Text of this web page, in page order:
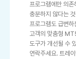
프로그램에만 의
충분하지 않다는
프로그램도 급변
고객의 맞춤형
도구가 개선될 수
연락주세요. 트레